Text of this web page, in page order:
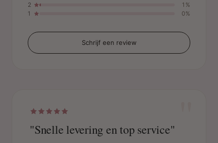
2
1%
1
0%
Schrijf een review
"Snelle levering en top service"